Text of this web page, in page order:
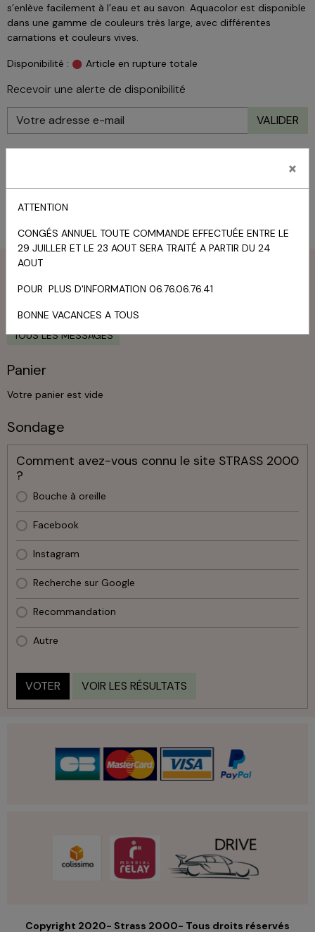
s’enlève facilement à l’eau et au savon. Aquacolor est disponible
dans une gamme de couleurs très large, avec différentes
carnations et couleurs vives.
Disponibilité : Article en rupture totale
Recevoir une alerte de disponibilité
VALIDER
Menu
Livre d'or
TOUS LES MESSAGES
Panier
Votre panier est vide
Sondage
Comment avez-vous connu le site STRASS 2000
?
Bouche à oreille
Facebook
Instagram
Recherche sur Google
Recommandation
Autre
VOTER VOIR LES RÉSULTATS
Copyright 2020- Strass 2000- Tous droits réservés
×
ATTENTION
CONGÉS ANNUEL TOUTE COMMANDE EFFECTUÉE ENTRE LE
29 JUILLER ET LE 23 AOUT SERA TRAITÉ A PARTIR DU 24
AOUT
POUR PLUS D'INFORMATION 06.76.06.76.41
BONNE VACANCES A TOUS